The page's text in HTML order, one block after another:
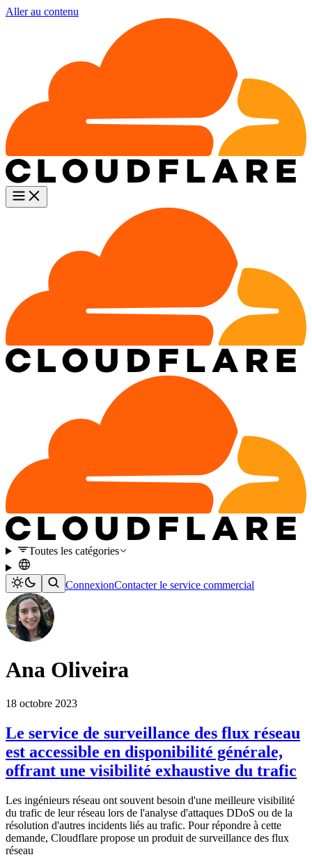
Aller au contenu
Toutes les catégories
ConnexionContacter le service commercial
Ana Oliveira
18 octobre 2023
Le service de surveillance des flux réseau
est accessible en disponibilité générale,
offrant une visibilité exhaustive du trafic
Les ingénieurs réseau ont souvent besoin d'une meilleure visibilité
du trafic de leur réseau lors de l'analyse d'attaques DDoS ou de la
résolution d'autres incidents liés au trafic. Pour répondre à cette
demande, Cloudflare propose un produit de surveillance des flux
réseau